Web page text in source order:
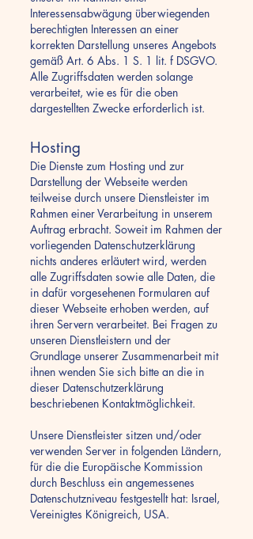
Interessensabwägung überwiegenden
berechtigten Interessen an einer
korrekten Darstellung unseres Angebots
gemäß Art. 6 Abs. 1 S. 1 lit. f DSGVO.
Alle Zugriffsdaten werden solange
verarbeitet, wie es für die oben
dargestellten Zwecke erforderlich ist.
Hosting
Die Dienste zum Hosting und zur
Darstellung der Webseite werden
teilweise durch unsere Dienstleister im
Rahmen einer Verarbeitung in unserem
Auftrag erbracht. Soweit im Rahmen der
vorliegenden Datenschutzerklärung
nichts anderes erläutert wird, werden
alle Zugriffsdaten sowie alle Daten, die
in dafür vorgesehenen Formularen auf
dieser Webseite erhoben werden, auf
ihren Servern verarbeitet. Bei Fragen zu
unseren Dienstleistern und der
Grundlage unserer Zusammenarbeit mit
ihnen wenden Sie sich bitte an die in
dieser Datenschutzerklärung
beschriebenen Kontaktmöglichkeit.
Unsere Dienstleister sitzen und/oder
verwenden Server in folgenden Ländern,
für die die Europäische Kommission
durch Beschluss ein angemessenes
Datenschutzniveau festgestellt hat: Israel,
Vereinigtes Königreich, USA.